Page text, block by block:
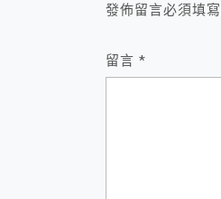
發佈留言必須填
留言 *